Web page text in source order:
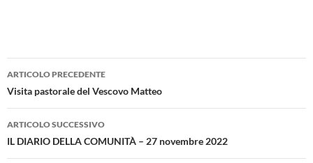
Navigazione
articolo
ARTICOLO PRECEDENTE
Visita pastorale del Vescovo Matteo
ARTICOLO SUCCESSIVO
IL DIARIO DELLA COMUNITÀ – 27 novembre 2022